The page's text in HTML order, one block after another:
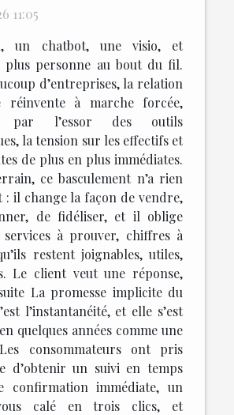
11:05
un chatbot, une visio, et
personne au bout du fil.
d’entreprises, la relation
réinvente à marche forcée,
par l’essor des outils
la tension sur les effectifs et
de plus en plus immédiates.
ce basculement n’a rien
: il change la façon de vendre,
de fidéliser, et il oblige
services à prouver, chiffres à
restent joignables, utiles,
Le client veut une réponse,
La promesse implicite du
l’instantanéité, et elle s’est
quelques années comme une
consommateurs ont pris
d’obtenir un suivi en temps
confirmation immédiate, un
calé en trois clics, et